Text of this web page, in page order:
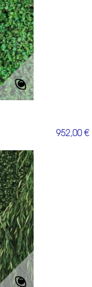
952,00 €